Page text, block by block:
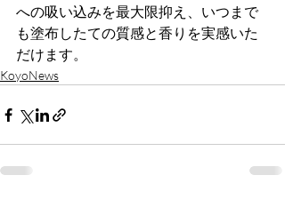
への吸い込みを最大限抑え、いつまで
も塗布したての質感と香りを実感いた
だけます。
KoyoNews